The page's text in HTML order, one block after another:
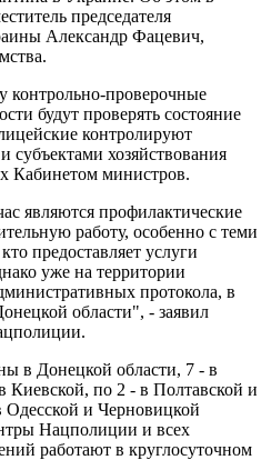
председателя
Александр Фацевич,
контрольно-проверочные
будут проверять состояние
контролируют
субъектами хозяйствования
Кабинетом министров.
являются профилактические
работу, особенно с теми
предоставляет услуги
уже на территории
протокола, в
области", - заявил
в Донецкой области, 7 - в
Киевской, по 2 - в Полтавской и
и Черновицкой
Нацполиции и всех
работают в круглосуточном